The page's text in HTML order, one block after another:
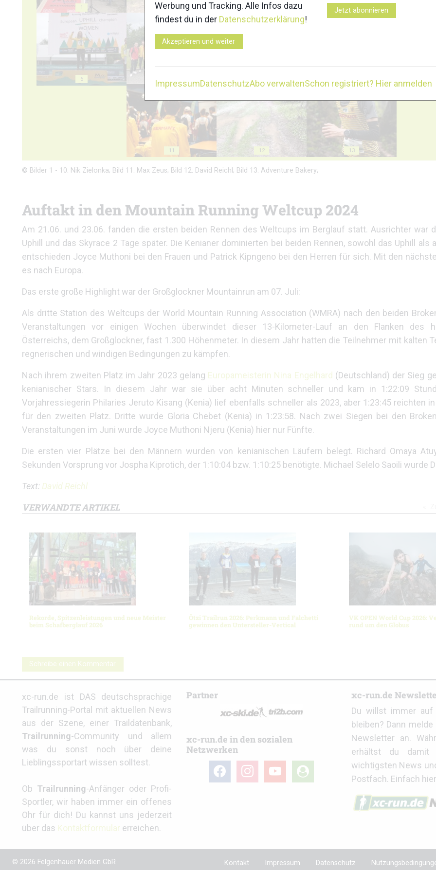
1 2 3 4
6 9
11 12 13
© Bilder 1 - 10: Nik Zielonka; Bild 11: Max Zeus; Bild 12: David Reichl; Bild 13: Adventure Bakery;
Auftakt in den Mountain Running Weltcup 2024
Am 21.06. und 23.06. fanden die ersten beiden Rennen des Weltcups im Berglauf statt. Ausrichter war
Uphill und das Skyrace 2 Tage später. Die Kenianer dominierten bei beiden Rennen, sowohl das Uphill als
entschieden Joyce Muthoni bei den Frauen und Patrick Kipngeno bei den Herren für sich. Mit den
es nach Europa.
Das erste große Highlight war der Großglockner Mountainrun am 07. Juli:
Als dritte Station des Weltcups der World Mountain Running Association (WMRA) nach den beiden
Veranstaltungen vor einigen Wochen überwindet dieser 13-Kilometer-Lauf an den Flanken des
Österreichs, dem Großglockner, fast 1.300 Höhenmeter. In diesem Jahr hatten die Teilnehmer mit kalten
regnerischen und windigen Bedingungen zu kämpfen.
Nach ihrem zweiten Platz im Jahr 2023 gelang Europameisterin Nina Engelhard (Deutschland) der Sieg
kenianischer Stars. In diesem Jahr war sie über acht Minuten schneller und kam in 1:22:09
Vorjahressiegerin Philaries Jeruto Kisang (Kenia) lief ebenfalls schneller als 2023, aber 1:23:45 reichten
für den zweiten Platz. Dritte wurde Gloria Chebet (Kenia) in 1:23:58. Nach zwei Siegen bei den
Veranstaltungen im Juni wurde Joyce Muthoni Njeru (Kenia) hier nur Fünfte.
Die ersten vier Plätze bei den Männern wurden von kenianischen Läufern belegt. Richard Omaya
Sekunden Vorsprung vor Jospha Kiprotich, der 1:10:04 bzw. 1:10:25 benötigte. Michael Selelo Saoili wurde
Text: David Reichl
VERWANDTE ARTIKEL
Rekorde, Spitzenleistungen und neue Meister
beim Schafberglauf 2026
Ötzi Trailrun 2026: Perkmann und Falchetti
gewinnen den Untersteller-Vertical
VK OPEN World Cup 2026:
rund um den Globus
Schreibe einen Kommentar
xc-run.de ist DAS deutschsprachige
Trailrunning-Portal mit aktuellen News
aus der Szene, einer Traildatenbank,
Trailrunning-Community und allem
was du sonst noch über deine
Lieblingssportart wissen solltest.
Ob Trailrunning-Anfänger oder Profi-
Sportler, wir haben immer ein offenes
Ohr für dich! Du kannst uns jederzeit
über das Kontaktformular erreichen.
Partner
xc-run.de in den sozialen
Netzwerken
facebookinstagramyoutube
user-
circle
xc-run.de
Du willst immer auf
bleiben? Dann
Newsletter an.
erhältst du damit
wichtigsten News
Postfach. Einfach
© 2026 Felgenhauer Medien GbR Kontakt Impressum Datenschutz
Werbung und Tracking. Alle Infos dazu
findest du in der Datenschutzerklärung!
Akzeptieren und weiter
Jetzt abonnieren
ImpressumDatenschutzAbo verwaltenSchon registriert? Hier anmelden